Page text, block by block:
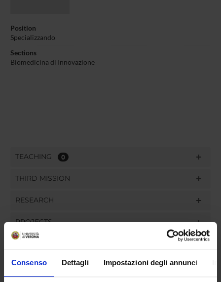
Consenso Dettagli Impostazioni degli annunci
Position
Specializzando
Sections
Biomedicina di Innovazione
TEACHING 0
THIRD MISSION
RESEARCH
PROJECTS